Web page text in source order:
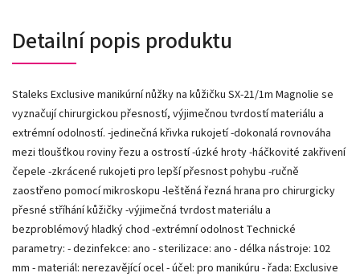
Detailní popis produktu
Staleks Exclusive manikúrní nůžky na kůžičku SX-21/1m Magnolie se
vyznačují chirurgickou přesností, výjimečnou tvrdostí materiálu a
extrémní odolností. -jedinečná křivka rukojetí -dokonalá rovnováha
mezi tloušťkou roviny řezu a ostrostí -úzké hroty -háčkovité zakřivení
čepele -zkrácené rukojeti pro lepší přesnost pohybu -ručně
zaostřeno pomocí mikroskopu -leštěná řezná hrana pro chirurgicky
přesné stříhání kůžičky -výjimečná tvrdost materiálu a
bezproblémový hladký chod -extrémní odolnost Technické
parametry: - dezinfekce: ano - sterilizace: ano - délka nástroje: 102
mm - materiál: nerezavějící ocel - účel: pro manikúru - řada: Exclusive